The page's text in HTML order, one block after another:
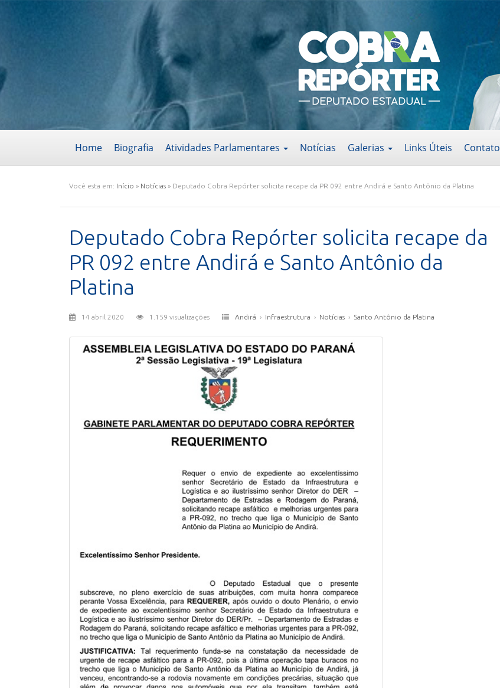
Home Biografia Atividades Parlamentares Notícias Galerias Links Úteis Contato
Você esta em: Início » Notícias » Deputado Cobra Repórter solicita recape da PR 092 entre Andirá e Santo Antônio da Platina
Deputado Cobra Repórter solicita recape da
PR 092 entre Andirá e Santo Antônio da
Platina
14 abril 2020 1.159 visualizações Andirá › Infraestrutura › Notícias › Santo Antônio da Platina